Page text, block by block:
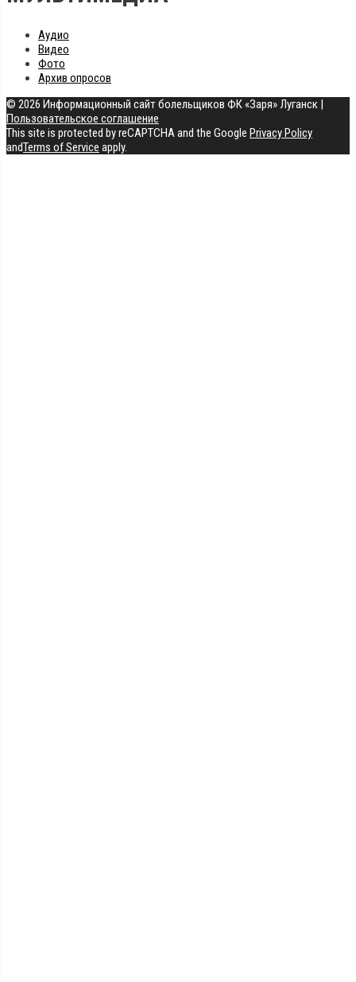
Аудио
Видео
Фото
Архив опросов
© 2026 Информационный сайт болельщиков ФК «Заря» Луганск |
Пользовательское соглашение
This site is protected by reCAPTCHA and the Google Privacy Policy
andTerms of Service apply.